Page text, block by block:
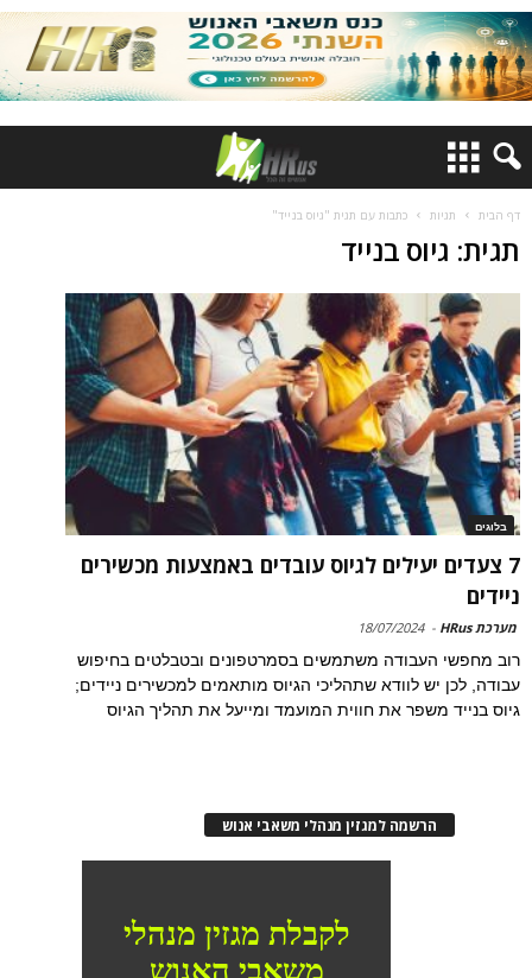
דף הבית תגיות כתבות עם תגית "גיוס בנייד"
תגית: גיוס בנייד
בלוגים
7 צעדים יעילים לגיוס עובדים באמצעות מכשירים
ניידים
מערכת HRus -
18/07/2024
רוב מחפשי העבודה משתמשים בסמרטפונים ובטבלטים בחיפוש
עבודה, לכן יש לוודא שתהליכי הגיוס מותאמים למכשירים ניידים;
גיוס בנייד משפר את חווית המועמד ומייעל את תהליך הגיוס
הרשמה למגזין מנהלי משאבי אנוש